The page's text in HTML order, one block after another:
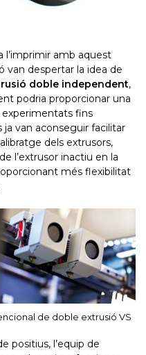
l’imprimir amb aquest
van despertar la idea de
doble independent,
podria proporcionar una
fins
ja van aconseguir facilitar
dels extrusors,
l’extrusor inactiu en la
més flexibilitat
de doble extrusió VS
positius, l’equip de